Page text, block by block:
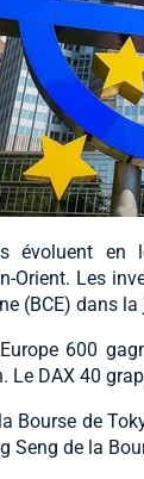
évoluent
Orient. Les
(BCE) dans la
600
Le DAX 40
Bourse de
Seng de la